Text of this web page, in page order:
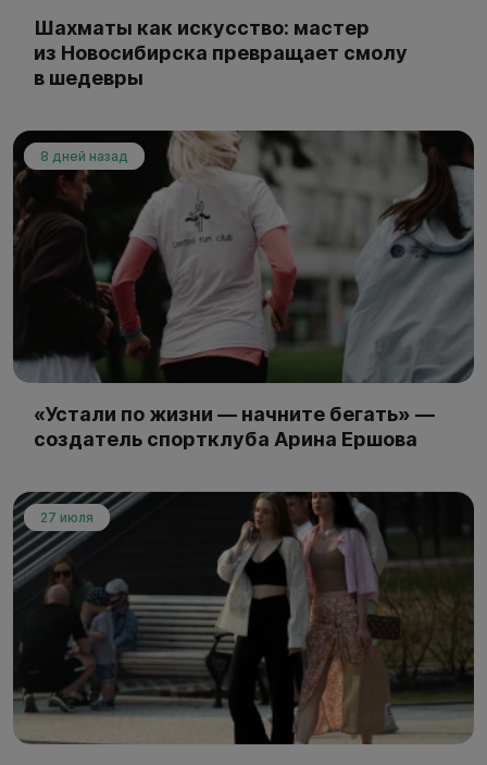
Шахматы как искусство: мастер
из Новосибирска превращает смолу
в шедевры
8 дней назад
«Устали по жизни — начните бегать» —
создатель спортклуба Арина Ершова
27 июля